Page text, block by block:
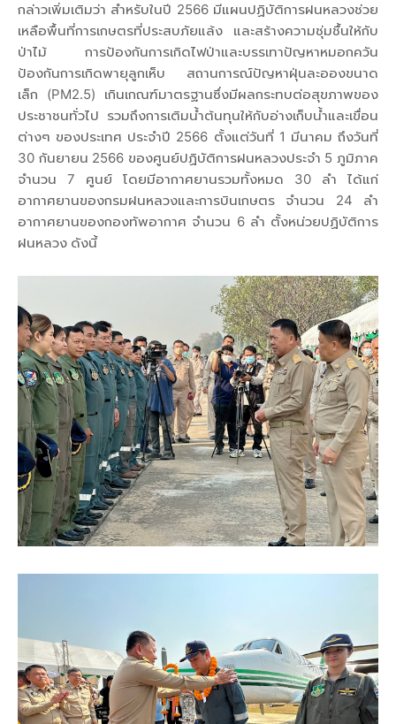
กล่าวเพิ่มเติมว่า สำหรับในปี 2566 มีแผนปฏิบัติการฝนหลวงช่วย
เหลือพื้นที่การเกษตรที่ประสบภัยแล้ง และสร้างความชุ่มชื้นให้กับ
ป่าไม้ การป้องกันการเกิดไฟป่าและบรรเทาปัญหาหมอกควัน
ป้องกันการเกิดพายุลูกเห็บ สถานการณ์ปัญหาฝุ่นละอองขนาด
เล็ก (PM2.5) เกินเกณฑ์มาตรฐานซึ่งมีผลกระทบต่อสุขภาพของ
ประชาชนทั่วไป รวมถึงการเติมน้ำต้นทุนให้กับอ่างเก็บน้ำและเขื่อน
ต่างๆ ของประเทศ ประจำปี 2566 ตั้งแต่วันที่ 1 มีนาคม ถึงวันที่
30 กันยายน 2566 ของศูนย์ปฏิบัติการฝนหลวงประจำ 5 ภูมิภาค
จำนวน 7 ศูนย์ โดยมีอากาศยานรวมทั้งหมด 30 ลำ ได้แก่
อากาศยานของกรมฝนหลวงและการบินเกษตร จำนวน 24 ลำ
อากาศยานของกองทัพอากาศ จำนวน 6 ลำ ตั้งหน่วยปฏิบัติการ
ฝนหลวง ดังนี้